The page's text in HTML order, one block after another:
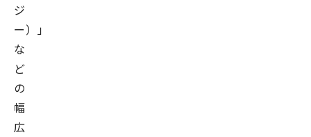
ジ
ー）」
な
ど
の
幅
広